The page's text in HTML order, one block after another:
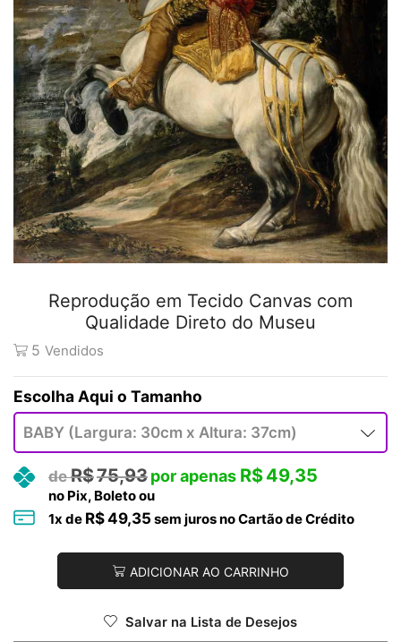
Reprodução em Tecido Canvas com
Qualidade Direto do Museu
5 Vendidos
Tamanho
R$75,93 R$49,35
no Pix, Boleto ou
1x de R$49,35 sem juros no Cartão de Crédito
ADICIONAR AO CARRINHO
Salvar na Lista de Desejos